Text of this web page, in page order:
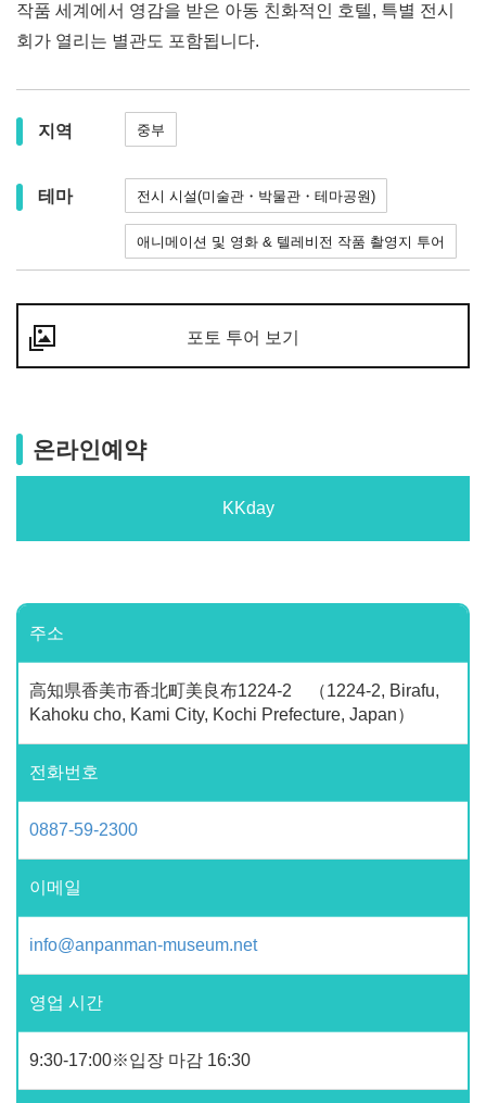
작품 세계에서 영감을 받은 아동 친화적인 호텔, 특별 전시
회가 열리는 별관도 포함됩니다.
지역 중부
테마 전시 시설(미술관・박물관・테마공원)
애니메이션 및 영화 & 텔레비전 작품 촬영지 투어
포토 투어 보기
온라인예약
KKday
주소
高知県香美市香北町美良布1224-2 （1224-2, Birafu,
Kahoku cho, Kami City, Kochi Prefecture, Japan）
전화번호
0887-59-2300
이메일
info@anpanman-museum.net
영업 시간
9:30-17:00※입장 마감 16:30